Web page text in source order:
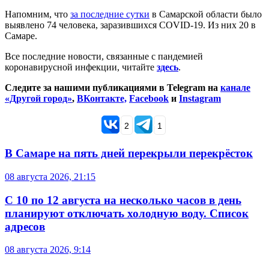
Напомним, что за последние сутки в Самарской области было
выявлено 74 человека, заразившихся COVID-19. Из них 20 в
Самаре.
Все последние новости, связанные с пандемией
коронавирусной инфекции, читайте здесь.
Следите за нашими публикациями в Telegram на канале
«Другой город», ВКонтакте, Facebook и Instagram
2 1
В Самаре на пять дней перекрыли перекрёсток
08 августа 2026, 21:15
С 10 по 12 августа на несколько часов в день
планируют отключать холодную воду. Список
адресов
08 августа 2026, 9:14